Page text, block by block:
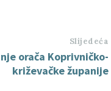
Slijedeća
orača Koprivničko-
križevačke županije